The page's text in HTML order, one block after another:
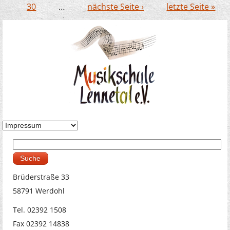
30
… nächste Seite › letzte Seite »
Suchformular
Brüderstraße 33
58791 Werdohl
Tel. 02392 1508
Fax 02392 14838